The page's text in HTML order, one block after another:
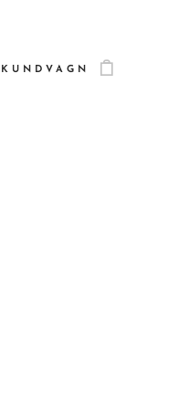
KUNDVAGN